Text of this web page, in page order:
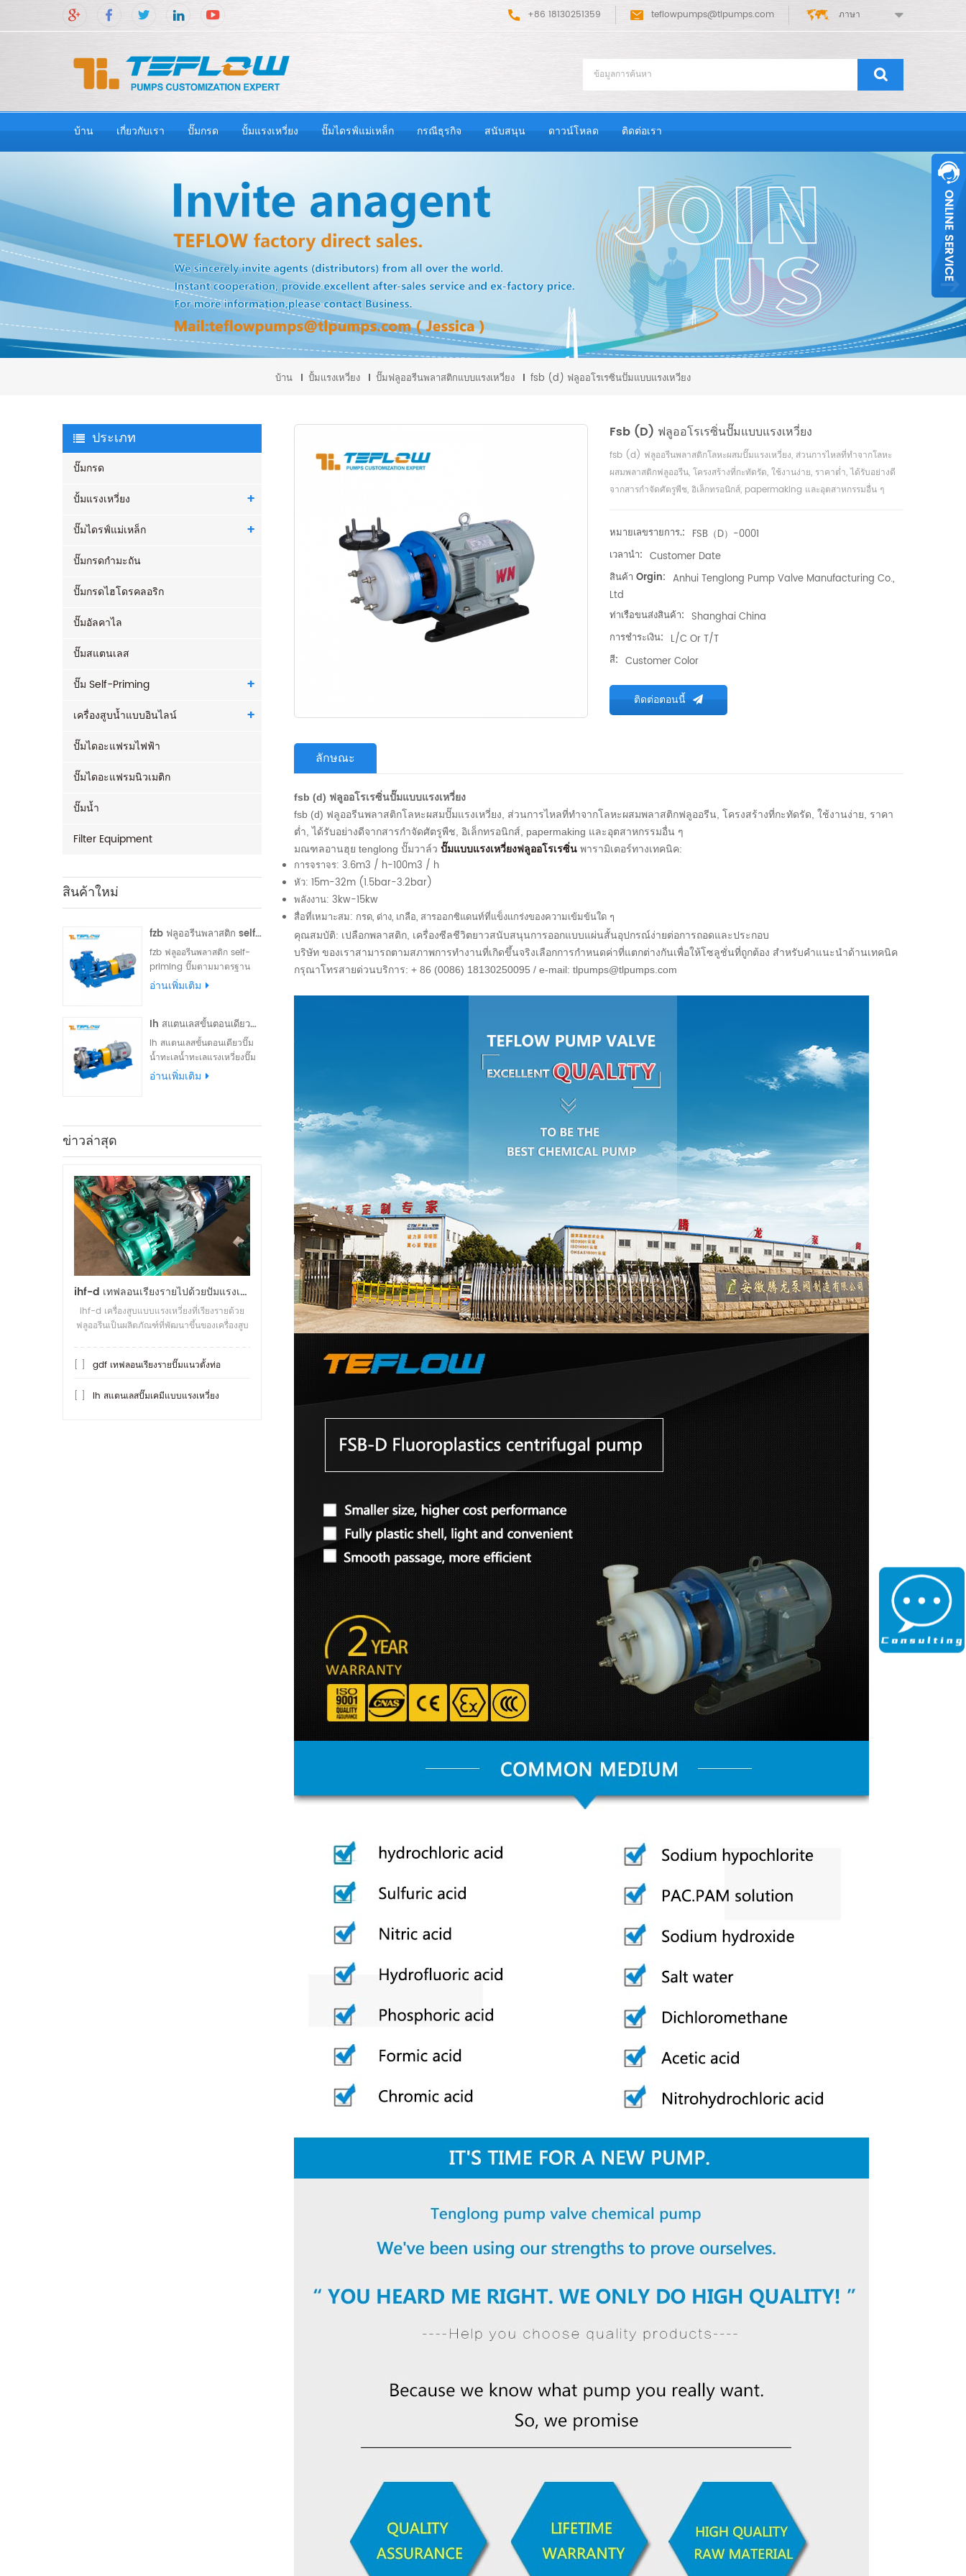
ภาษา
+86 18130251359 teflowpumps@tlpumps.com
บ้าน เกี่ยวกับเรา ปั๊มกรด ปั้มแรงเหวี่ยง ปั๊มไดรฟ์แม่เหล็ก กรณีธุรกิจ สนับสนุน ดาวน์โหลด ติดต่อเรา
บ้าน ปั้มแรงเหวี่ยง ปั๊มฟลูออรีนพลาสติกแบบแรงเหวี่ยง fsb (d) ฟลูออโรเรซิ่นปั๊มแบบแรงเหวี่ยง
ประเภท
ปั๊มกรด
ปั้มแรงเหวี่ยง
ปั๊มไดรฟ์แม่เหล็ก
ปั๊มกรดกำมะถัน
ปั๊มกรดไฮโดรคลอริก
ปั๊มอัลคาไล
ปั๊มสแตนเลส
ปั๊ม Self-Priming
เครื่องสูบน้ำแบบอินไลน์
ปั๊มไดอะแฟรมไฟฟ้า
ปั๊มไดอะแฟรมนิวเมติก
ปั๊มน้ำ
Filter Equipment
สินค้าใหม่
fzb ฟลูออรีนพลาสติก self-priming ปั๊ม
fzb ฟลูออรีนพลาสติก self-
priming ปั๊มตามมาตรฐาน
สากลชิ้นส่วนล้นเป็นพลาสติก
ตั้งภายนอกประทับตราเดียวจบ
เครื่องประทับตราภายนอก
ประกอบเครื่องและล้างน้ำ
สามารถ ที่กำหนดเอง
อ่านเพิ่มเติม
Ih สแตนเลสขั้นตอนเดียวปั๊มน้ำทะเลน้ำทะเลปั๊มแรงเหวี่ยง
Ih สแตนเลสขั้นตอนเดียวปั๊ม
น้ำทะเลน้ำทะเลแรงเหวี่ยงปั๊ม
สามารถทำจาก 304.316.316l
ขนส่งน้ำทะเลเข้มข้นน้ำเค็ม
อ่านเพิ่มเติม
ข่าวล่าสุด
ihf-d เทฟลอนเรียงรายไปด้วยปั๊มแรงเหวี่ยงเชื่อมต่อโดยตรง
ihf-d เครื่องสูบแบบแรงเหวี่ยงที่เรียงรายด้วย
ฟลูออรีนเป็นผลิตภัณฑ์ที่พัฒนาขึ้นของเครื่องสูบ
gdf เทฟลอนเรียงรายปั๊มแนวตั้งท่อ
Ih สแตนเลสปั๊มเคมีแบบแรงเหวี่ยง
Fsb (d) ฟลูออโรเรซิ่นปั๊มแบบแรงเหวี่ยง
fsb (d) ฟลูออรีนพลาสติกโลหะผสมปั๊มแรงเหวี่ยง, ส่วนการไหลที่ทำจากโลหะ
ผสมพลาสติกฟลูออรีน, โครงสร้างที่กะทัดรัด, ใช้งานง่าย, ราคาต่ำ, ได้รับอย่างดี
จากสารกำจัดศัตรูพืช, อิเล็กทรอนิกส์, papermaking และอุตสาหกรรมอื่น ๆ
หมายเลขรายการ.: FSB（D）-0001
เวลานำ: Customer Date
สินค้า Orgin: Anhui Tenglong Pump Valve Manufacturing Co.,
Ltd
ท่าเรือขนส่งสินค้า: Shanghai China
การชำระเงิน: L/C Or T/T
สี: Customer Color
ติดต่อตอนนี้
ลักษณะ
fsb (d) ฟลูออโรเรซิ่นปั๊มแบบแรงเหวี่ยง
fsb (d) ฟลูออรีนพลาสติกโลหะผสมปั๊มแรงเหวี่ยง, ส่วนการไหลที่ทำจากโลหะผสมพลาสติกฟลูออรีน, โครงสร้างที่กะทัดรัด, ใช้งานง่าย, ราคา
ต่ำ, ได้รับอย่างดีจากสารกำจัดศัตรูพืช, อิเล็กทรอนิกส์, papermaking และอุตสาหกรรมอื่น ๆ
มณฑลอานฮุย tenglong ปั๊มวาล์ว ปั๊มแบบแรงเหวี่ยงฟลูออโรเรซิ่น พารามิเตอร์ทางเทคนิค:
การจราจร: 3.6m3 / h-100m3 / h
หัว: 15m-32m (1.5bar-3.2bar)
พลังงาน: 3kw-15kw
สื่อที่เหมาะสม: กรด, ด่าง, เกลือ, สารออกซิแดนท์ที่แข็งแกร่งของความเข้มข้นใด ๆ
คุณสมบัติ: เปลือกพลาสติก, เครื่องซีลชีวิตยาวสนับสนุนการออกแบบแผ่นสั้นอุปกรณ์ง่ายต่อการถอดและประกอบ
บริษัท ของเราสามารถตามสภาพการทำงานที่เกิดขึ้นจริงเลือกการกำหนดค่าที่แตกต่างกันเพื่อให้โซลูชั่นที่ถูกต้อง สำหรับคำแนะนำด้านเทคนิค
กรุณาโทรสายด่วนบริการ: + 86 (0086) 18130250095 / e-mail: tlpumps@tlpumps.com